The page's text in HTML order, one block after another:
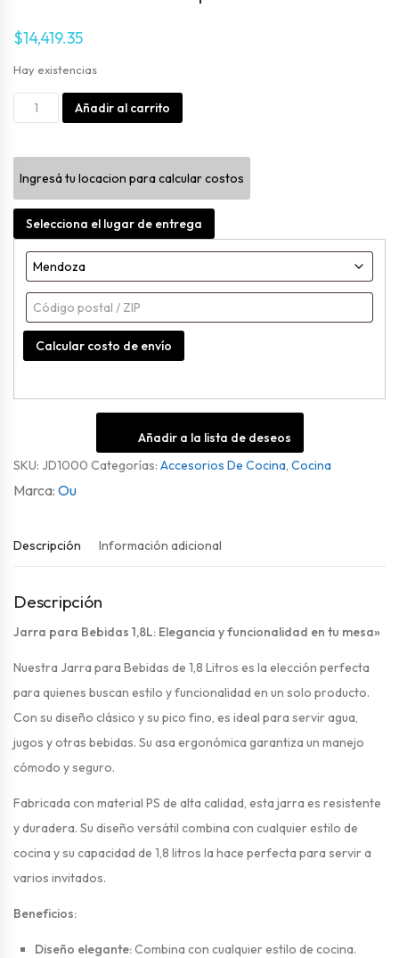
$14,419.35
Hay existencias
Jarra
1.8l
Transparente
cantidad
Añadir al carrito
Ingresá tu locacion para calcular costos
Selecciona el lugar de entrega
Calcular costo de envío
Añadir a la lista de deseos
SKU: JD1000 Categorías: Accesorios De Cocina Cocina
Ou
Descripción Información adicional
Descripción
Jarra para Bebidas 1,8L: Elegancia y funcionalidad en tu mesa»
Nuestra Jarra para Bebidas de 1,8 Litros es la elección perfecta
para quienes buscan estilo y funcionalidad en un solo producto.
Con su diseño clásico y su pico fino, es ideal para servir agua,
jugos y otras bebidas. Su asa ergonómica garantiza un manejo
cómodo y seguro.
Fabricada con material PS de alta calidad, esta jarra es resistente
y duradera. Su diseño versátil combina con cualquier estilo de
cocina y su capacidad de 1,8 litros la hace perfecta para servir a
varios invitados.
Beneficios:
Diseño elegante:Combina con cualquier estilo de cocina.